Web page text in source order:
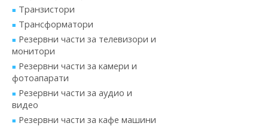
Транзистори
Трансформатори
Резервни части за телевизори и
монитори
Резервни части за камери и
фотоапарати
Резервни части за аудио и
видео
Резервни части за кафе машини